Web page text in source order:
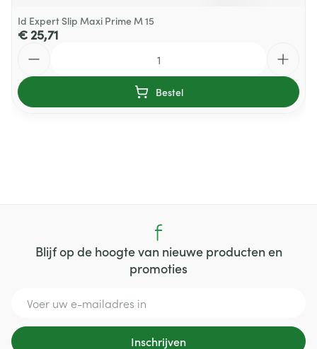
Id Expert Slip Maxi Prime M 15
€ 25,71
Bestel
Blijf op de hoogte van nieuwe producten en
promoties
Inschrijven